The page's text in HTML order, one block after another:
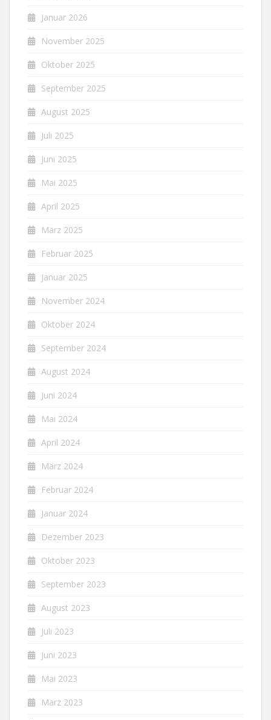
Januar 2026
November 2025
Oktober 2025
September 2025
August 2025
Juli 2025
Juni 2025
Mai 2025
April 2025
März 2025
Februar 2025
Januar 2025
November 2024
Oktober 2024
September 2024
August 2024
Juni 2024
Mai 2024
April 2024
März 2024
Februar 2024
Januar 2024
Dezember 2023
Oktober 2023
September 2023
August 2023
Juli 2023
Juni 2023
Mai 2023
März 2023